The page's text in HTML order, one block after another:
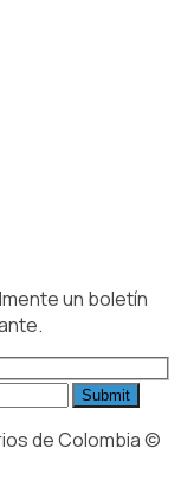
un boletín
de Colombia ©